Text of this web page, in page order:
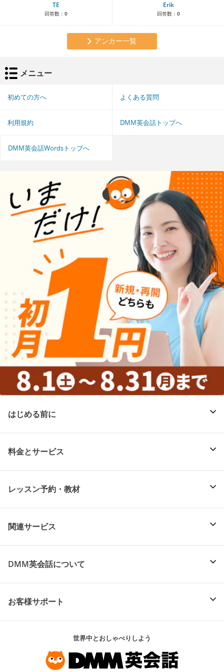
TE
回答数： 0
Erik
回答数： 0
アンカー一覧
メニュー
初めての方へ よくある質問
利用規約 DMM英会話トップへ
DMM英会話Wordsトップへ
はじめる前に
料金とサービス
レッスン予約・教材
関連サービス
DMM英会話について
お客様サポート
世界中とおしゃべりしよう